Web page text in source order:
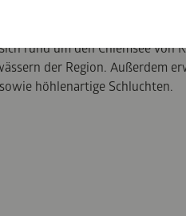
rund um den Chiemsee von
der Region. Außerdem
höhlenartige Schluchten.